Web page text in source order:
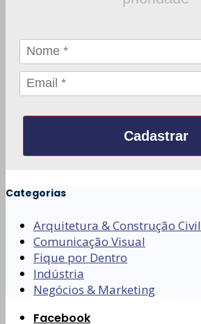
Cadastrar
Categorias
Arquitetura & Construção Civil
Comunicação Visual
Fique por Dentro
Indústria
Negócios & Marketing
Facebook